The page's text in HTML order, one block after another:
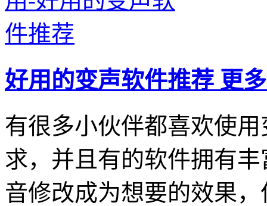
好用的变声软件推荐 更
有很多小伙伴都喜欢使
求，并且有的软件拥有
音修改成为想要的效果